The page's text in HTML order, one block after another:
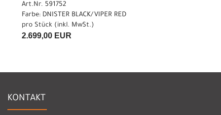
Art.Nr. 591752
Farbe: DNISTER BLACK/VIPER RED
pro Stück (inkl. MwSt.)
2.699,00 EUR
KONTAKT